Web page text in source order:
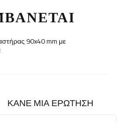
90x40 mm με
ΚΆΝΕ ΜΙΑ ΕΡΏΤΗΣΗ